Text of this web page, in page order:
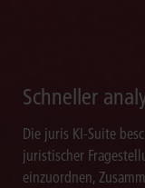
Schneller
Die juris KI-Suite
juristischer
einzuordnen,